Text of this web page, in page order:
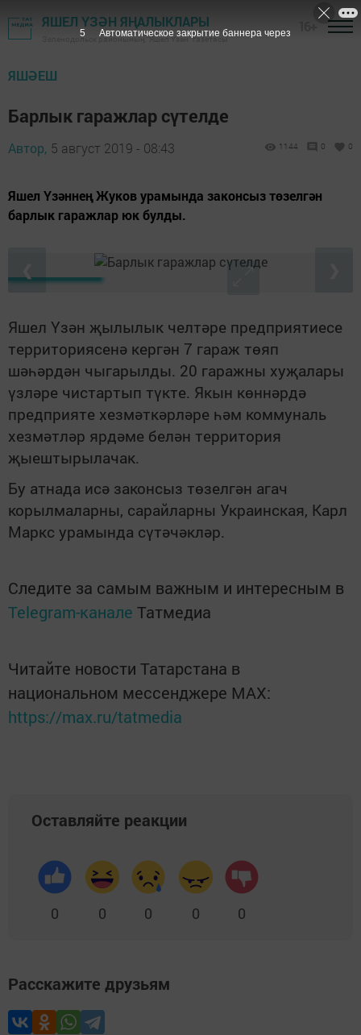
ЯШЕЛ ҮЗӘН ЯҢАЛЫКЛАРЫ
Зеленодольск районының "Яшел Үзән" газетасы
ЯШӘЕШ
Барлык гаражлар сүтелде
Автор, 5 август 2019 - 08:43 1144 0 0
Яшел Үзәннең Жуков урамында законсыз төзелгән
барлык гаражлар юк булды.
Яшел Үзән җылылык челтәре предприятиесе
территориясенә кергән 7 гараж төяп
шәһәрдән чыгарылды. 20 гаражны хуҗалары
үзләре чистартып түкте. Якын көннәрдә
предприяте хезмәткәрләре һәм коммуналь
хезмәтләр ярдәме белән территория
җыештырылачак.
Бу атнада исә законсыз төзелгән агач
корылмаларны, сарайларны Украинская, Карл
Маркс урамында сүтәчәкләр.
Следите за самым важным и интересным в
Telegram-канале Татмедиа
Читайте новости Татарстана в
национальном мессенджере MАХ:
https://max.ru/tatmedia
Оставляйте реакции
0 0 0 0 0
Расскажите друзьям
4 Автоматическое закрытие баннера через